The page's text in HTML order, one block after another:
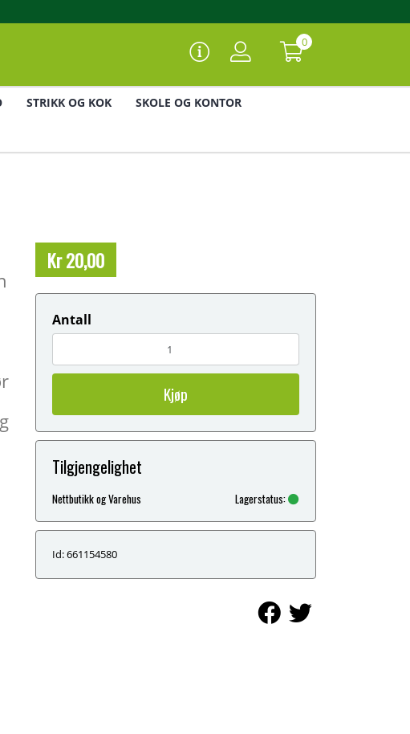
0
STRIKK OG KOK SKOLE OG KONTOR
Kr 20,00
Antall
Kjøp
Tilgjengelighet
Nettbutikk og Varehus Lagerstatus:
Id: 661154580